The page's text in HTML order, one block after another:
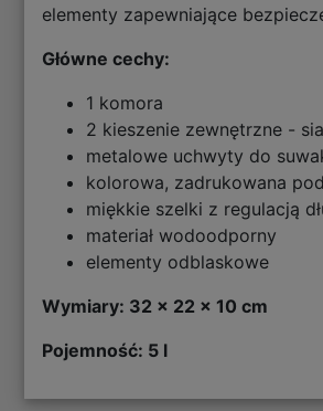
elementy zapewniające
Główne cechy:
1 komora
2 kieszenie zewnętrzne -
metalowe uchwyty do
kolorowa, zadrukowana
miękkie szelki z regulacją
materiał wodoodporny
elementy odblaskowe
Wymiary: 32 x 22 x 10 cm
Pojemność: 5 l